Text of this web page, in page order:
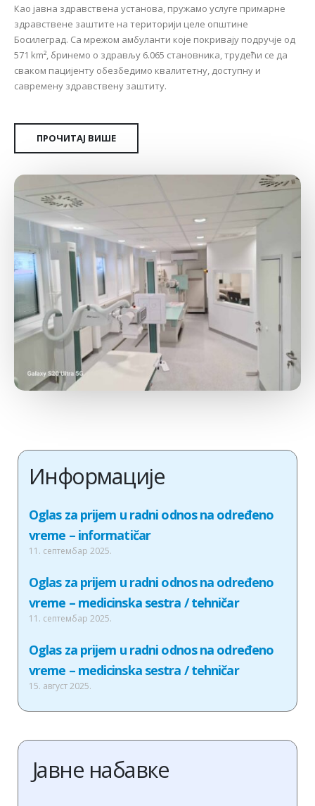
Као јавна здравствена установа, пружамо услуге примарне
здравствене заштите на територији целе општине
Босилеград. Са мрежом амбуланти које покривају подручје од
571 km², бринемо о здрављу 6.065 становника, трудећи се да
сваком пацијенту обезбедимо квалитетну, доступну и
савремену здравствену заштиту.
ПРОЧИТАЈ ВИШЕ
Информације
Oglas za prijem u radni odnos na određeno
vreme – informatičar
11. септембар 2025.
Oglas za prijem u radni odnos na određeno
vreme – medicinska sestra / tehničar
11. септембар 2025.
Oglas za prijem u radni odnos na određeno
vreme – medicinska sestra / tehničar
15. август 2025.
Јавне набавке